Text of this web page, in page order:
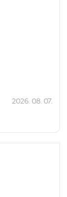
2026. 08. 07.